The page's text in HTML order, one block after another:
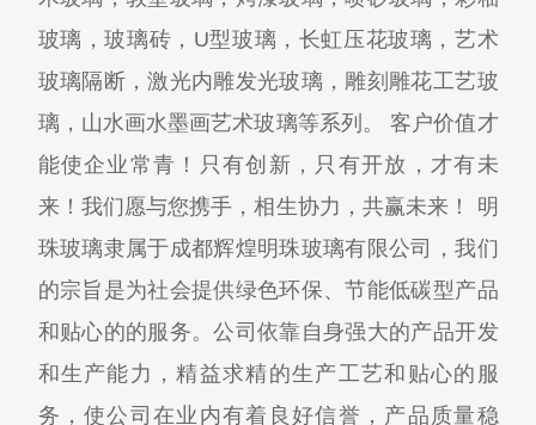
玻璃，玻璃砖，U型玻璃，长虹压花玻璃，艺术
玻璃隔断，激光内雕发光玻璃，雕刻雕花工艺玻
璃，山水画水墨画艺术玻璃等系列。 客户价值才
能使企业常青！只有创新，只有开放，才有未
来！我们愿与您携手，相生协力，共赢未来！ 明
珠玻璃隶属于成都辉煌明珠玻璃有限公司，我们
的宗旨是为社会提供绿色环保、节能低碳型产品
和贴心的的服务。公司依靠自身强大的产品开发
和生产能力，精益求精的生产工艺和贴心的服
务，使公司在业内有着良好信誉，产品质量稳